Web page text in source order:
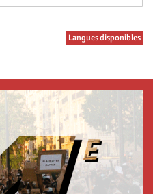
Langues disponibles